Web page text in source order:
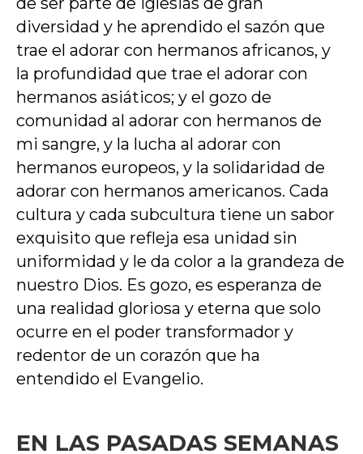
diversidad y he aprendido el sazón que
trae el adorar con hermanos africanos, y
la profundidad que trae el adorar con
hermanos asiáticos; y el gozo de
comunidad al adorar con hermanos de
mi sangre, y la lucha al adorar con
hermanos europeos, y la solidaridad de
adorar con hermanos americanos. Cada
cultura y cada subcultura tiene un sabor
exquisito que refleja esa unidad sin
uniformidad y le da color a la grandeza de
nuestro Dios. Es gozo, es esperanza de
una realidad gloriosa y eterna que solo
ocurre en el poder transformador y
redentor de un corazón que ha
entendido el Evangelio.
EN LAS PASADAS SEMANAS